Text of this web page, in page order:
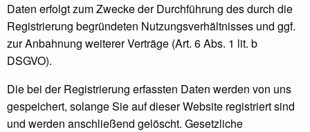
Daten erfolgt zum Zwecke der Durchführung des durch die
Registrierung begründeten Nutzungsverhältnisses und ggf.
zur Anbahnung weiterer Verträge (Art. 6 Abs. 1 lit. b
DSGVO).
Die bei der Registrierung erfassten Daten werden von uns
gespeichert, solange Sie auf dieser Website registriert sind
und werden anschließend gelöscht. Gesetzliche